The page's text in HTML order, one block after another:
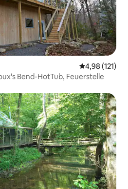
4,98 (121)
Bend-HotTub, Feuerstelle